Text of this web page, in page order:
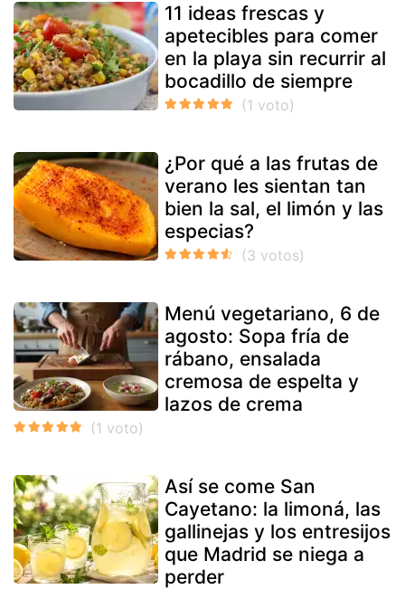
11 ideas frescas y
apetecibles para comer
en la playa sin recurrir al
bocadillo de siempre
¿Por qué a las frutas de
verano les sientan tan
bien la sal, el limón y las
especias?
Menú vegetariano, 6 de
agosto: Sopa fría de
rábano, ensalada
cremosa de espelta y
lazos de crema
Así se come San
Cayetano: la limoná, las
gallinejas y los entresijos
que Madrid se niega a
perder